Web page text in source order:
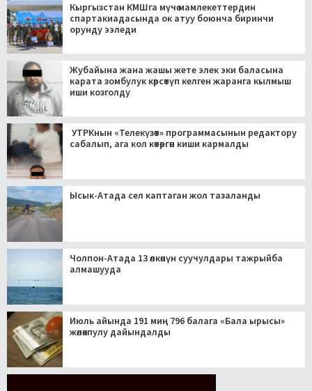
Кыргызстан КМШга мүчө мамлекеттердин
спартакиадасында ок атуу боюнча биринчи
орунду ээледи
Жубайына жана жашы жете элек эки баласына
карата зомбулук көрсөтүп келген жаранга кылмыш
иши козголду
УТРКнын «Телекүзөт» программасынын редактору
сабалып, ага кол көтөргөн киши кармалды
Ысык-Атада сел каптаган жол тазаланды
Чолпон-Атада 13 өлкөнүн суучулдары тажрыйба
алмашууда
Июль айында 191 миң 796 балага «Бала ырысы»
жөлөкпулу дайындалды